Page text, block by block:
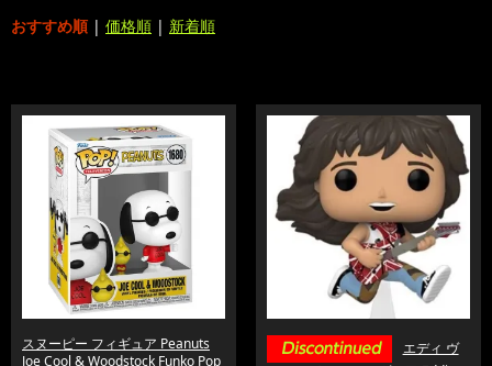
おすすめ順 | 価格順 | 新着順
スヌーピー フィギュア Peanuts
Joe Cool & Woodstock Funko Pop
エディ ヴ